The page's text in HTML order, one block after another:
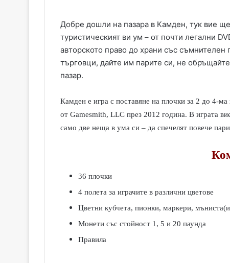
l
Добре дошли на пазара в Камден, тук вие
туристическият ви ум – от почти легални
авторското право до храни със
търговци, дайте им парите си, не
пазар.
Камден е игра с поставяне на плочки за 2 до 4-
от Gamesmith, LLC през 2012 година. В играта
само две неща в ума си – да спечелят повече
36 плочки
4 полета за играчите в различни цветове
Цветни кубчета, пионки, маркери,
Монети със стойност 1, 5 и 20 паунда
Правила